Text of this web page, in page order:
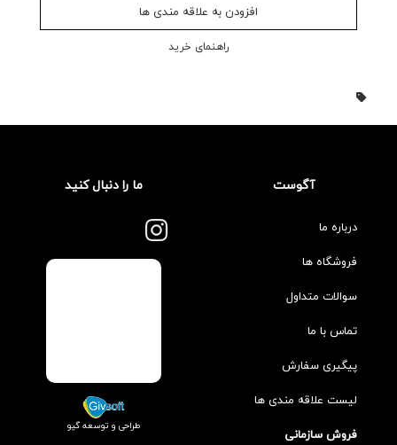
افزودن به علاقه مندی ها
راهنمای خرید
آگوست
درباره ما
فروشگاه ها
سوالات متداول
تماس با ما
پیگیری سفارش
لیست علاقه مندی ها
فروش سازمانی
ما را دنبال کنید
طراحی و توسعه گیو